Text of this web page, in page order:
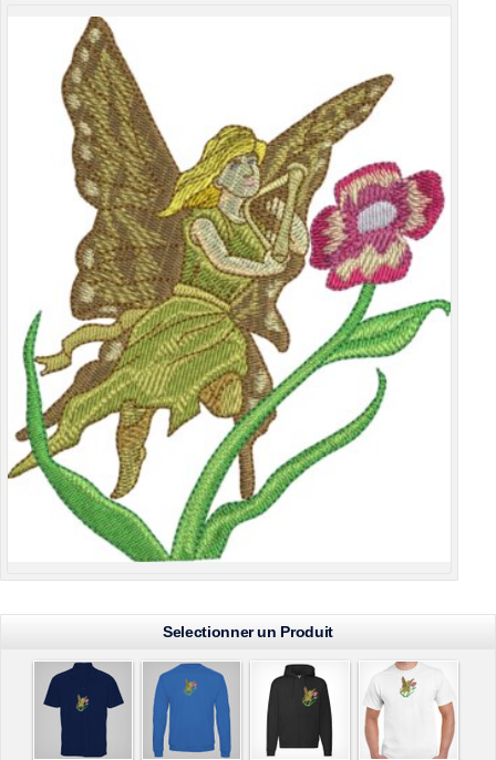
Selectionner un Produit